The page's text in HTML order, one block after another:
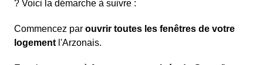
? Voici la démarche à suivre :
Commencez par ouvrir toutes les fenêtres de votre
logement l'Arzonais.